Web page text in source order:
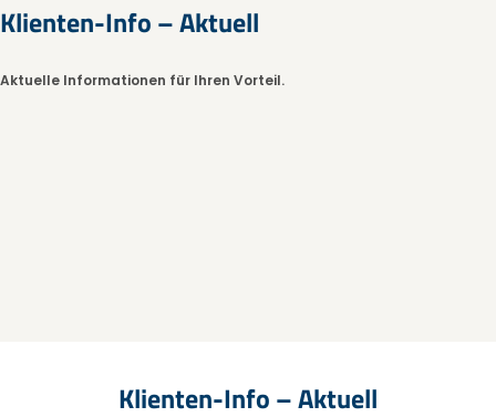
Klienten-Info – Aktuell
Aktuelle Informationen für Ihren Vorteil.
Klienten-Info – Aktuell